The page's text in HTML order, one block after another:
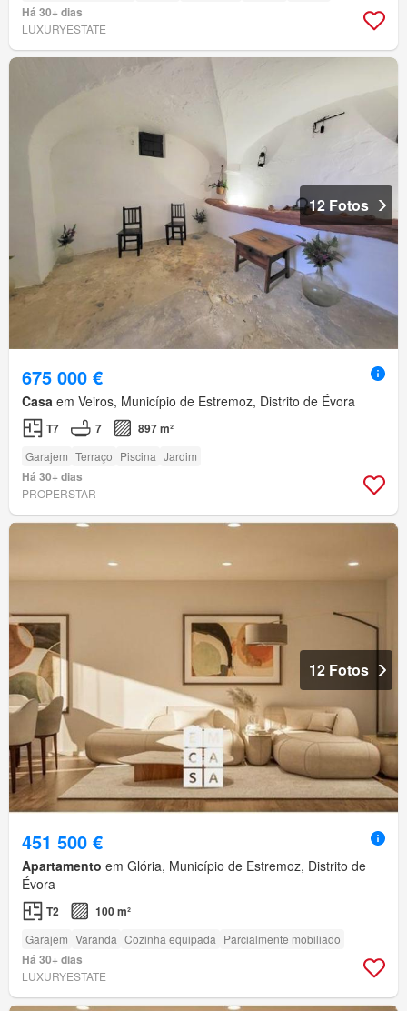
Há 30+ dias
LUXURYESTATE
12 Fotos
675 000 €
Casa em Veiros, Município de Estremoz, Distrito de Évora
T7 7 897 m²
Garajem Terraço Piscina Jardim
Há 30+ dias
PROPERSTAR
12 Fotos
451 500 €
Apartamento em Glória, Município de Estremoz, Distrito de
Évora
T2 100 m²
Garajem Varanda Cozinha equipada Parcialmente mobiliado
Há 30+ dias
LUXURYESTATE